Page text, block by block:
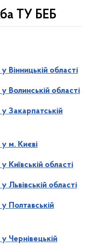
ТУ БЕБ
Вінницькій області
Волинській області
Закарпатській
м. Києві
Київській області
Львівській області
Полтавській
Чернівецькій